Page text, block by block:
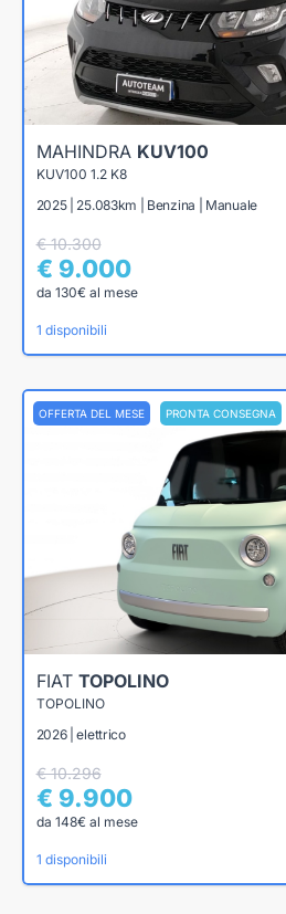
MAHINDRA KUV100
KUV100 1.2 K8
2025 | 25.083km | Benzina | Manuale
€ 10.300
€ 9.000
da 130€ al mese
1 disponibili
OFFERTA DEL MESE PRONTA CONSEGNA
FIAT TOPOLINO
TOPOLINO
2026 | elettrico
€ 10.296
€ 9.900
da 148€ al mese
1 disponibili